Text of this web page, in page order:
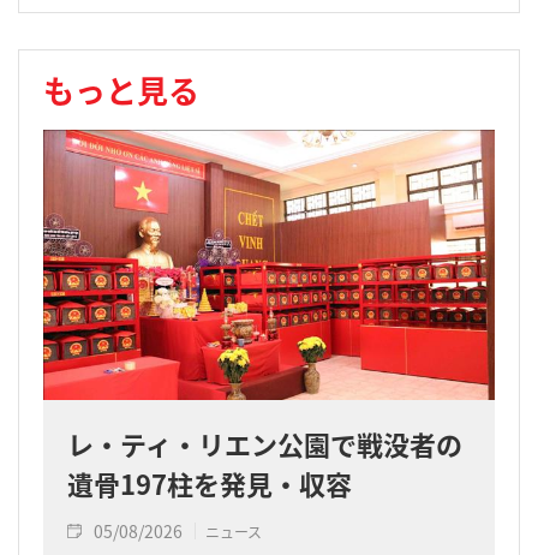
もっと見る
レ・ティ・リエン公園で戦没者の
遺骨197柱を発見・収容
05/08/2026 ニュース